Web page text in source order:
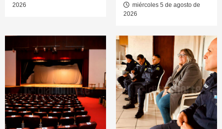
2026
miércoles 5 de agosto de
2026